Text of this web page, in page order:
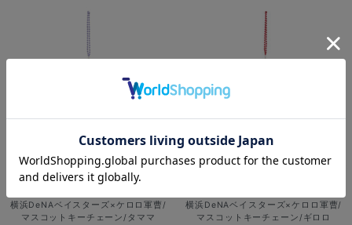
NEW
横浜DeNAベイスターズ×ケロロ軍曹/
マスコットキーチェーン/タママ
横浜DeNAベイスターズ×ケロロ軍曹/
マスコットキーチェーン/ギロロ